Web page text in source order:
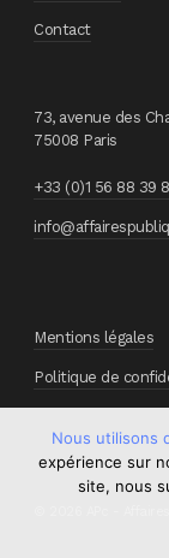
Contact
73, avenue des
75008 Paris
+33 (0)1 56 88 39
Mentions légales
Politique de
© 2026 APc -
Nous utilisons
expérience sur
site, nous